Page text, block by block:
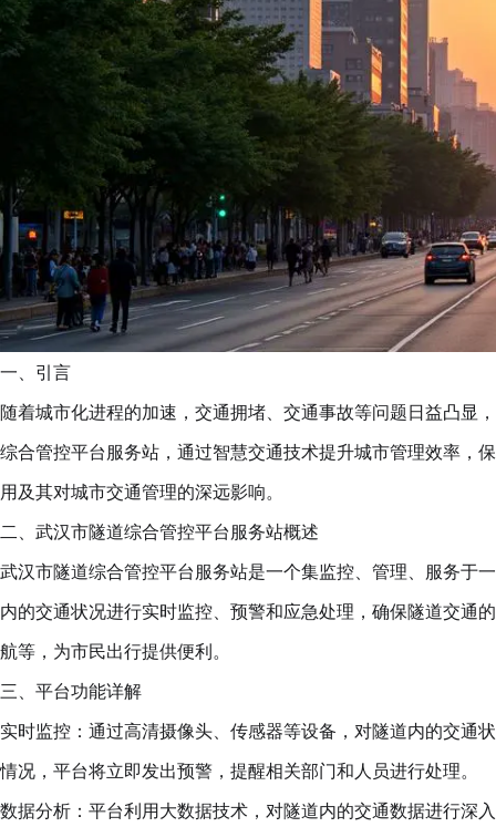
一、引言
随着城市化进程的加速，交通拥堵、交通事故等问题日益凸显
综合管控平台服务站，通过智慧交通技术提升城市管理效率，
用及其对城市交通管理的深远影响。
二、武汉市隧道综合管控平台服务站概述
武汉市隧道综合管控平台服务站是一个集监控、管理、服务于
内的交通状况进行实时监控、预警和应急处理，确保隧道交通
航等，为市民出行提供便利。
三、平台功能详解
实时监控：通过高清摄像头、传感器等设备，对隧道内的交通
情况，平台将立即发出预警，提醒相关部门和人员进行处理。
数据分析：平台利用大数据技术，对隧道内的交通数据进行深